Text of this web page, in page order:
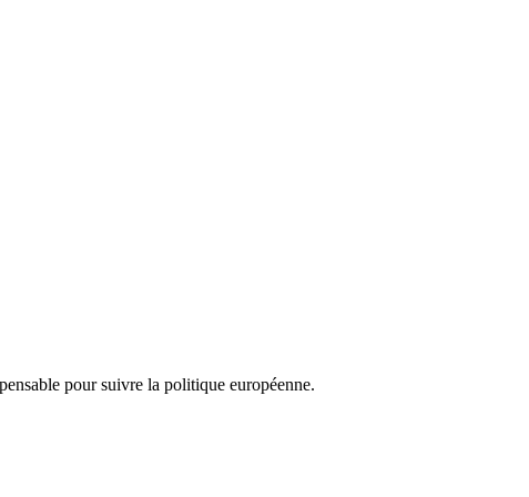
pour suivre la politique européenne.